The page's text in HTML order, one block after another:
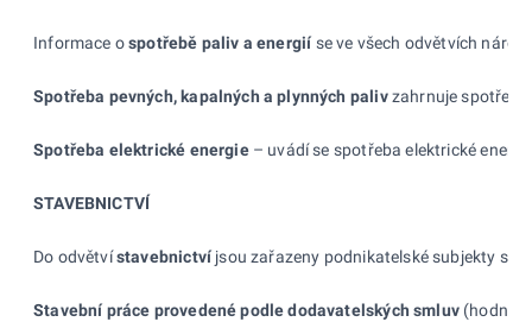
Informace ospotřebě paliv a energií se ve všech odvětvích
Spotřeba pevných, kapalných a plynných palivzahrnuje
Spotřeba elektrické energie– uvádí se spotřeba elektrické
STAVEBNICTVÍ
Do odvětvístavebnictví jsou zařazeny podnikatelské subjekty se
Stavební práce provedené podle dodavatelských smluv(hodnota